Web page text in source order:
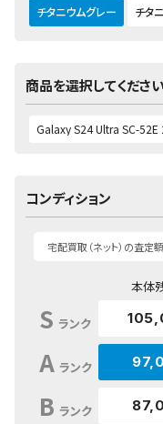
チタニウムグレー チタ
商品を選択してください
コンディション
宅配買取（ネット）の査定
本体
S ランク
A ランク
B ランク